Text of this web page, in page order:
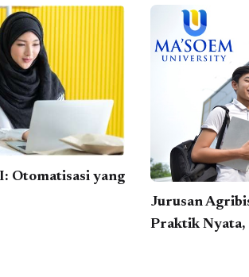
Otomatisasi yang
Jurusan
Praktik Nyata,